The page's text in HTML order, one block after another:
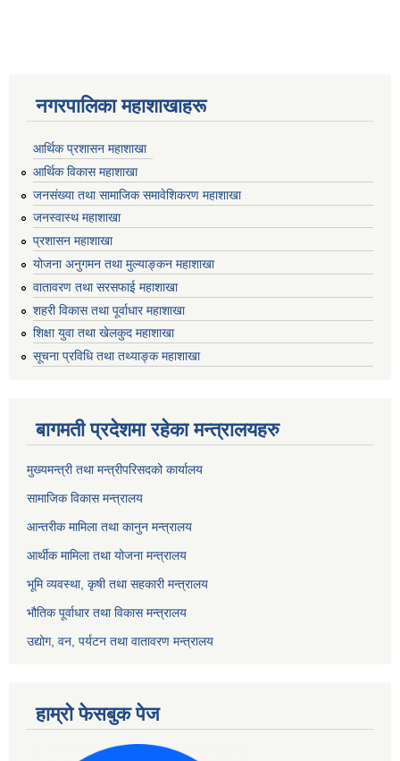
नगरपालिका महाशाखाहरू
आर्थिक प्रशासन महाशाखा
आर्थिक विकास महाशाखा
जनसंख्या तथा सामाजिक समावेशिकरण महाशाखा
जनस्वास्थ महाशाखा
प्रशासन महाशाखा
योजना अनुगमन तथा मुल्याङ्कन महाशाखा
वातावरण तथा सरसफाई महाशाखा
शहरी विकास तथा पूर्वाधार महाशाखा
शिक्षा युवा तथा खेलकुद महाशाखा
सूचना प्रविधि तथा तथ्याङ्क महाशाखा
बागमती प्रदेशमा रहेका मन्त्रालयहरु
मुख्यमन्त्री तथा मन्त्रीपरिसदको कार्यालय
सामाजिक विकास मन्त्रालय
आन्तरीक मामिला तथा कानुन मन्त्रालय
आर्थीक मामिला तथा योजना मन्त्रालय
भूमि व्यवस्था, कृषी तथा सहकारी मन्त्रालय
भौतिक पूर्वाधार तथा विकास मन्त्रालय
उद्योग, वन, पर्यटन तथा वातावरण मन्त्रालय
हाम्रो फेसबुक पेज